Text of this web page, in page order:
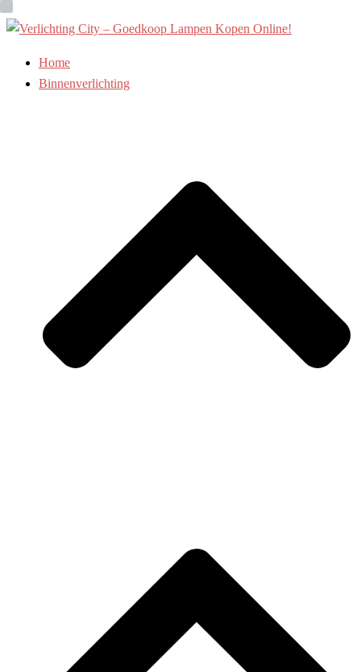
Ga
naar
inhoud
Home
Binnenverlichting